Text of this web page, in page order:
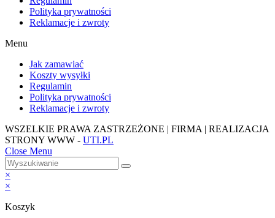
Polityka prywatności
Reklamacje i zwroty
Menu
Jak zamawiać
Koszty wysyłki
Regulamin
Polityka prywatności
Reklamacje i zwroty
WSZELKIE PRAWA ZASTRZEŻONE | FIRMA | REALIZACJA
STRONY WWW - UTI.PL
Close Menu
×
×
Koszyk